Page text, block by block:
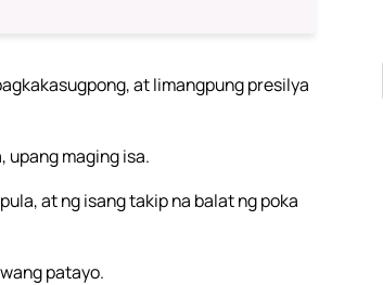
at limangpung presilya
upang maging isa.
at ng isang takip na balat ng poka
patayo.